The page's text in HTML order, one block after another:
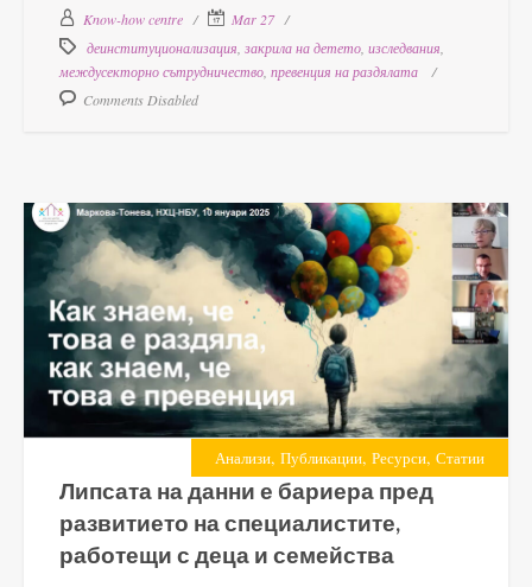
Know-how centre
Mar 27
деинституционализация закрила на детето изследвания
междусекторно сътрудничество превенция на раздялата
Comments Disabled
Анализи, Публикации, Ресурси, Статии
Липсата на данни е бариера пред
развитието на специалистите,
работещи с деца и семейства